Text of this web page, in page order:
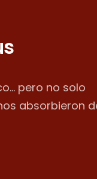
pero no solo
absorbieron